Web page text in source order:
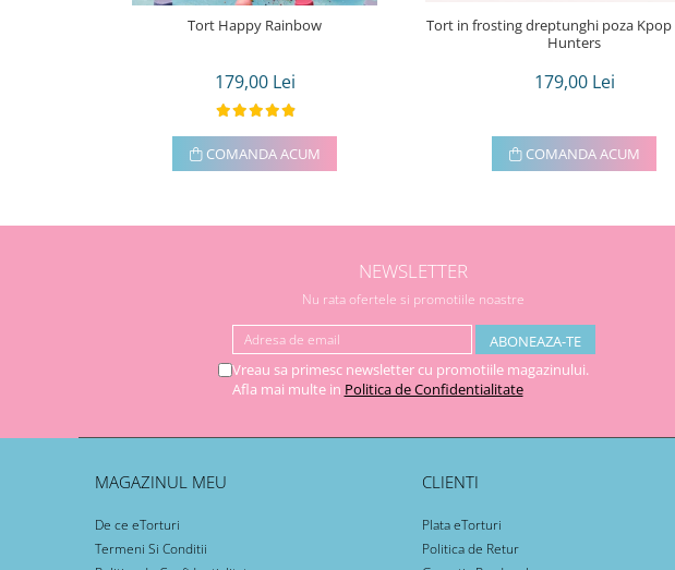
Tort Happy Rainbow
179,00 Lei
COMANDA ACUM
Tort in frosting dreptunghi poza Kpop demon
Hunters
179,00 Lei
COMANDA ACUM
NEWSLETTER
Nu rata ofertele si promotiile noastre
Vreau sa primesc newsletter cu promotiile magazinului.
Afla mai multe in Politica de Confidentialitate
MAGAZINUL MEU
De ce eTorturi
Termeni Si Conditii
CLIENTI
Plata eTorturi
Politica de Retur